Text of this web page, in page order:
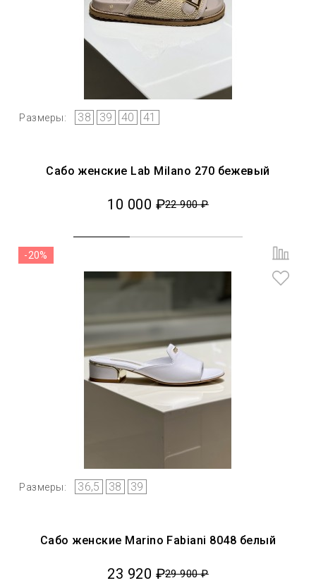
Размеры: 38 39 40 41
Сабо женские Lab Milano 270 бежевый
10 000 ₽22 900 ₽
Размеры: 36,5 38 39
-20%
Сабо женские Marino Fabiani 8048 белый
23 920 ₽29 900 ₽